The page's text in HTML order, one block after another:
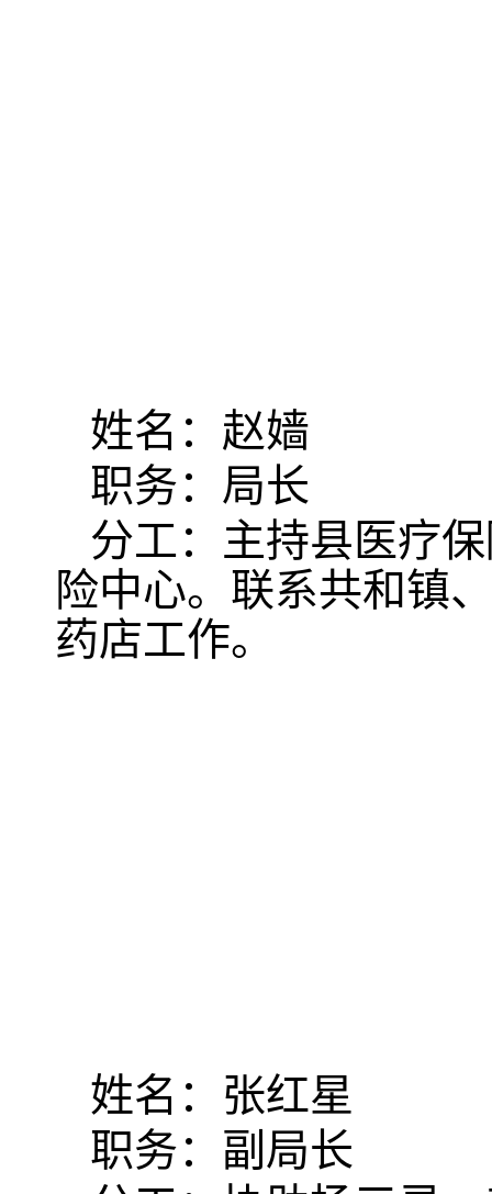
姓名：赵嫱
职务：局长
分工：主持县医疗
险中心。联系共和镇
药店工作。
姓名：张红星
职务：副局长